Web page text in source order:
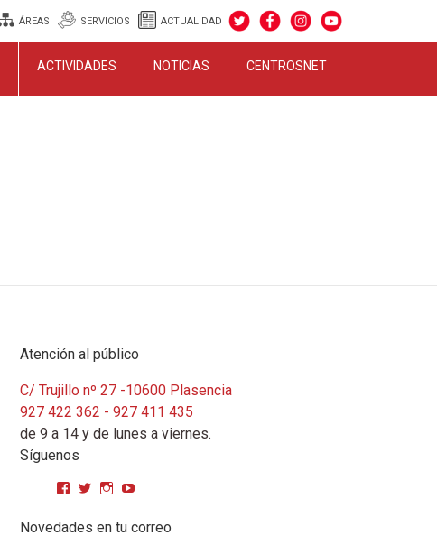
ÁREAS SERVICIOS ACTUALIDAD
ACTIVIDADES NOTICIAS CENTROSNET
Atención al público
C/ Trujillo nº 27 -10600 Plasencia
927 422 362 - 927 411 435
de 9 a 14 y de lunes a viernes.
Síguenos
Ver perfil de CPMGarciaMatos en Facebook
Ver perfil de cpmgarciamatos en Twitter
Ver perfil de cpmgarciamatos en Instagram
Novedades en tu correo